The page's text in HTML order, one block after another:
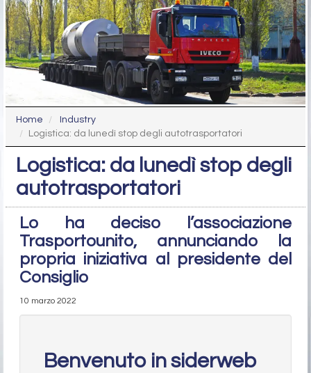
Home
Industry
Logistica: da lunedì stop degli autotrasportatori
Logistica: da lunedì stop degli
autotrasportatori
Lo ha deciso l’associazione
Trasportounito, annunciando la
propria iniziativa al presidente del
Consiglio
10 marzo 2022
Benvenuto in siderweb